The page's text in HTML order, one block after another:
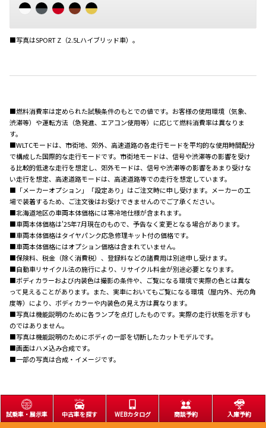
■写真はSPORT Z（2.5Lハイブリッド車）。
■燃料消費率は定められた試験条件のもとでの値です。お客様の使用環境（気象、
渋滞等）や運転方法（急発進、エアコン使用等）に応じて燃料消費率は異なりま
す。
■WLTCモードは、市街地、郊外、高速道路の各走行モードを平均的な使用時間配分
で構成した国際的な走行モードです。市街地モードは、信号や渋滞等の影響を受け
る比較的低速な走行を想定し、郊外モードは、信号や渋滞等の影響をあまり受けな
い走行を想定、高速道路モードは、高速道路等での走行を想定しています。
■「メーカーオプション」「設定あり」はご注文時に申し受けます。メーカーの工
場で装着するため、ご注文後はお受けできませんのでご了承ください。
■北海道地区の車両本体価格には寒冷地仕様が含まれます。
■車両本体価格は'25年7月現在のもので、予告なく変更となる場合があります。
■車両本体価格はタイヤパンク応急修理キット付の価格です。
■車両本体価格にはオプション価格は含まれていません。
■保険料、税金（除く消費税）、登録料などの諸費用は別途申し受けます。
■自動車リサイクル法の施行により、リサイクル料金が別途必要となります。
■ボディカラーおよび内装色は撮影の条件や、ご覧になる環境で実際の色とは異な
って見えることがあります。また、実車においてもご覧になる環境（屋内外、光の角
度等）により、ボディカラーや内装色の見え方は異なります。
■写真は機能説明のために各ランプを点灯したものです。実際の走行状態を示すも
のではありません。
■写真は機能説明のためにボディの一部を切断したカットモデルです。
■画面はハメ込み合成です。
■一部の写真は合成・イメージです。
試乗車・展示車 中古車を探す WEBカタログ 商談予約 入庫予約